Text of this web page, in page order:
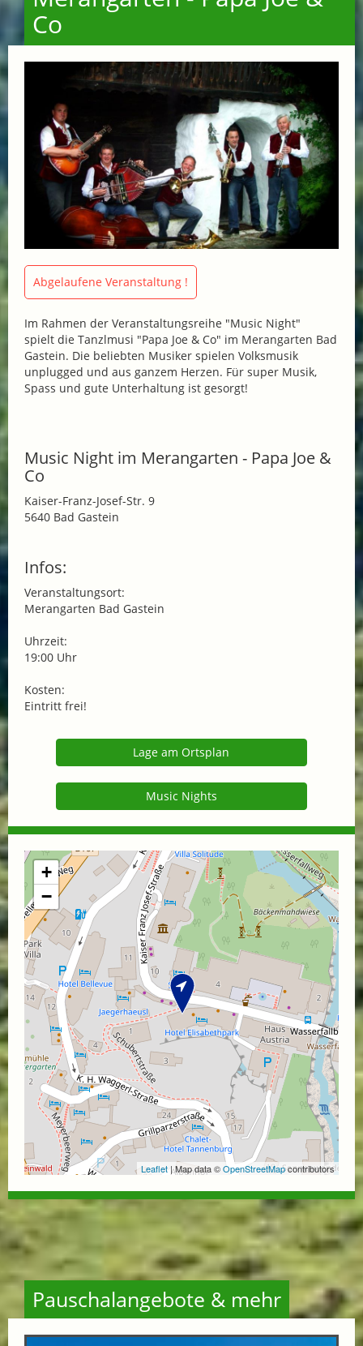
Co
Abgelaufene Veranstaltung !
Im Rahmen der Veranstaltungsreihe "Music Night"
spielt die Tanzlmusi "Papa Joe & Co" im Merangarten Bad
Gastein. Die beliebten Musiker spielen Volksmusik
unplugged und aus ganzem Herzen. Für super Musik,
Spass und gute Unterhaltung ist gesorgt!
Music Night im Merangarten - Papa Joe &
Co
Kaiser-Franz-Josef-Str. 9
5640 Bad Gastein
Infos:
Veranstaltungsort:
Merangarten Bad Gastein
Uhrzeit:
19:00 Uhr
Kosten:
Eintritt frei!
Lage am Ortsplan
Music Nights
+
−
Leaflet | Map data ©OpenStreetMapcontributors
Pauschalangebote & mehr